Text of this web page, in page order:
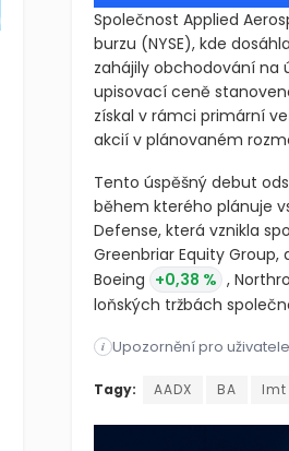
Společnost Applied
burzu (NYSE), kde
zahájily obchodování na
upisovací ceně
získal v rámci primární
akcií v plánovaném
Tento úspěšný debut
během kterého plánuje
Defense, která vznikla
Greenbriar Equity
Boeing +0,38 % ,
se na loňských tržbách
Společnost Applied
i Upozornění pro uživatele
Společnost Applied
Tagy: AADX BA lmt